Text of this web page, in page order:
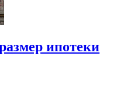
ипотеки